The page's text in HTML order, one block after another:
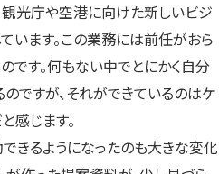
光庁や空港に向けた新しいビジ
います。この業務には前任がおら
です。何もない中でとにかく自分
ですが、それができているのはケ
感じます。
きるようになったのも大きな変化